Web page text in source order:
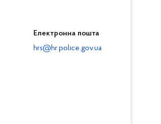
Електронна пошта
hrs@hr.police.gov.ua